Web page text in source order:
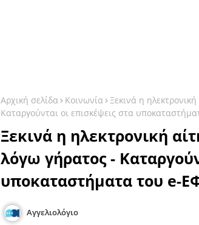
Αρχική σελίδα Κοινωνία Ξεκινά η
Καταργούνται οι επισκέψεις στα
Ξεκινά η ηλεκτρονική
λόγω γήρατος -
υποκαταστήματα του e-
Αγγελιολόγιο